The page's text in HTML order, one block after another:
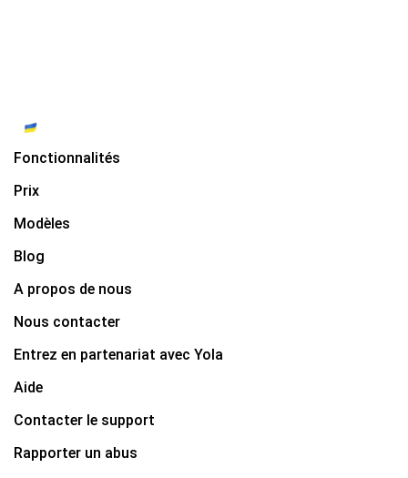
Fonctionnalités
Prix
Modèles
Blog
A propos de nous
Nous contacter
Entrez en partenariat avec Yola
Aide
Contacter le support
Rapporter un abus